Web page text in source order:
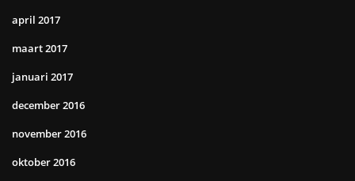
april 2017
maart 2017
januari 2017
december 2016
november 2016
oktober 2016